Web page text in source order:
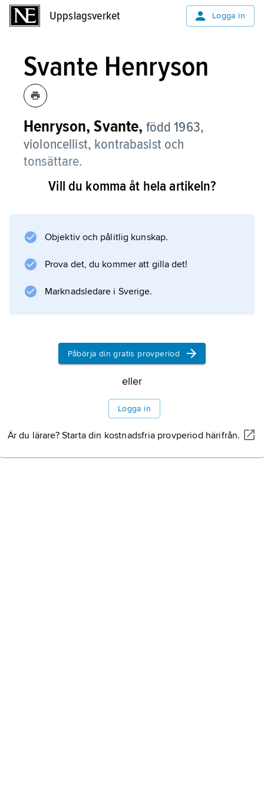
Uppslagsverket Logga in
Svante Henryson
Henryson, Svante, född 1963,
violoncellist, kontrabasist och
tonsättare.
Svante Henryson växte upp i Umeå, där han
därpå kontrabas och komposition vid
musikakademin i Prag.
Vill du komma åt hela artikeln?
Objektiv och pålitlig kunskap.
Prova det, du kommer att gilla det!
Marknadsledare i Sverige.
Påbörja din gratis provperiod
eller
Logga in
Är du lärare? Starta din kostnadsfria provperiod härifrån.